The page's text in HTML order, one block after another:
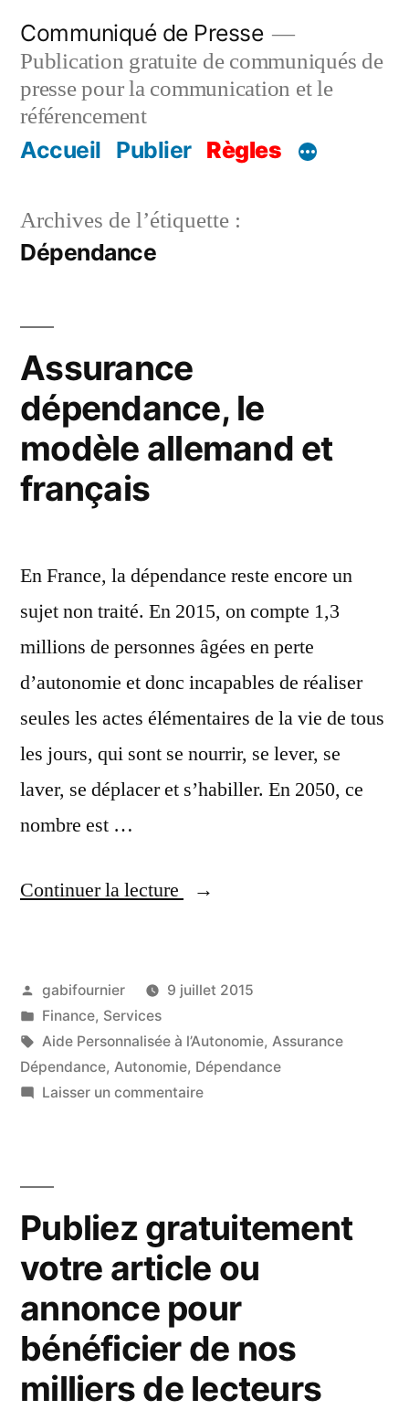
contenu
Communiqué de Presse
Publication gratuite de communiqués de
presse pour la communication et le
référencement
Accueil Publier Règles
Archives de l’étiquette :
Dépendance
Assurance
dépendance, le
modèle allemand et
français
En France, la dépendance reste encore un
sujet non traité. En 2015, on compte 1,3
millions de personnes âgées en perte
d’autonomie et donc incapables de réaliser
seules les actes élémentaires de la vie de tous
les jours, qui sont se nourrir, se lever, se
laver, se déplacer et s’habiller. En 2050, ce
nombre est …
Continuer la lecture
« Assurance
modèle
allemand
et
français »
Publié
par
gabifournier
9 juillet 2015
Publié
dans
Finance, Services
Étiquettes :
Aide Personnalisée à l’Autonomie, Assurance
Dépendance, Autonomie, Dépendance
Laisser un commentairesur
allemand
et
français
Publiez gratuitement
votre article ou
annonce pour
bénéficier de nos
milliers de lecteurs